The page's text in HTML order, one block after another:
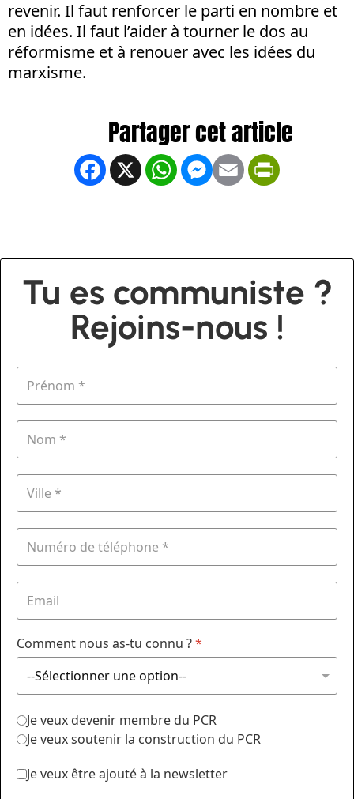
revenir. Il faut renforcer le parti en nombre et
en idées. Il faut l’aider à tourner le dos au
réformisme et à renouer avec les idées du
marxisme.
Facebook
X WhatsApp
Messenger
Email
Tu es communiste ?
Rejoins-nous !
Comment nous as-tu connu ?*
Je veux devenir membre du PCR
Je veux soutenir la construction du PCR
Je veux être ajouté à la newsletter